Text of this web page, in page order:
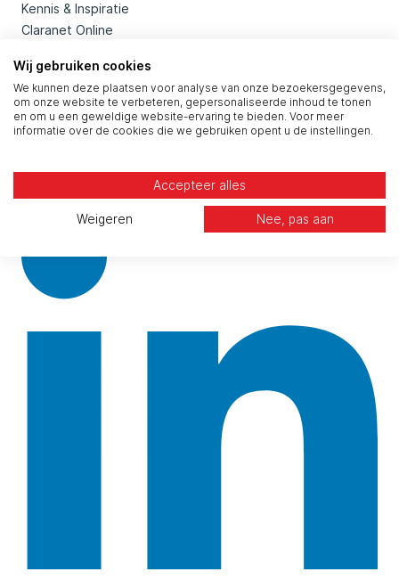
Kennis & Inspiratie
Claranet Online
Contacteer ons
Kom in contact
Algemeen: 088 654 6500
Wij gebruiken cookies
We kunnen deze plaatsen voor analyse van onze bezoekersgegevens,
om onze website te verbeteren, gepersonaliseerde inhoud te tonen
en om u een geweldige website-ervaring te bieden. Voor meer
informatie over de cookies die we gebruiken opent u de instellingen.
Accepteer alles
Weigeren Nee, pas aan